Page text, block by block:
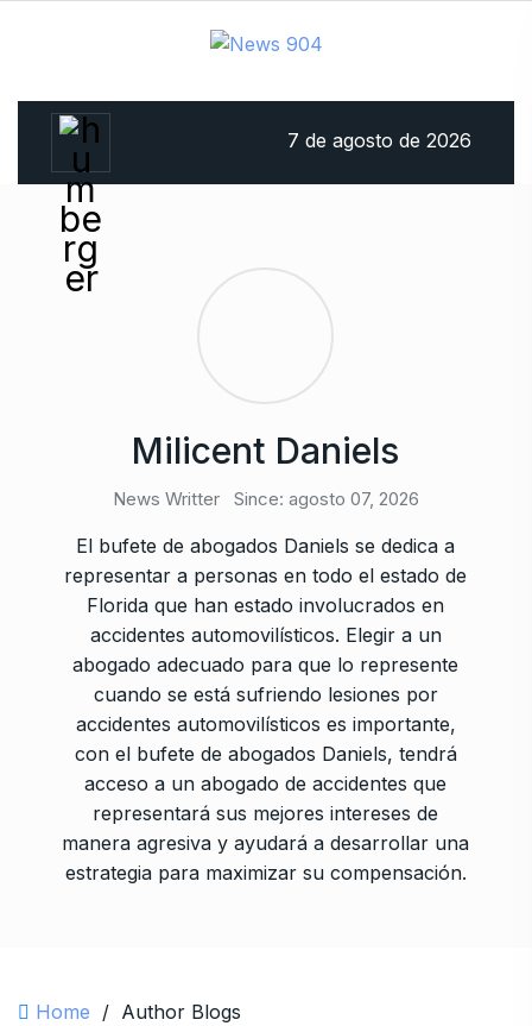
7 de agosto de 2026
Milicent Daniels
News Writter Since: agosto 07, 2026
El bufete de abogados Daniels se dedica a
representar a personas en todo el estado de
Florida que han estado involucrados en
accidentes automovilísticos. Elegir a un
abogado adecuado para que lo represente
cuando se está sufriendo lesiones por
accidentes automovilísticos es importante,
con el bufete de abogados Daniels, tendrá
acceso a un abogado de accidentes que
representará sus mejores intereses de
manera agresiva y ayudará a desarrollar una
estrategia para maximizar su compensación.
Home / Author Blogs